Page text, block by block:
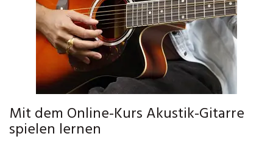
Mit dem Online-Kurs Akustik-Gitarre
spielen lernen